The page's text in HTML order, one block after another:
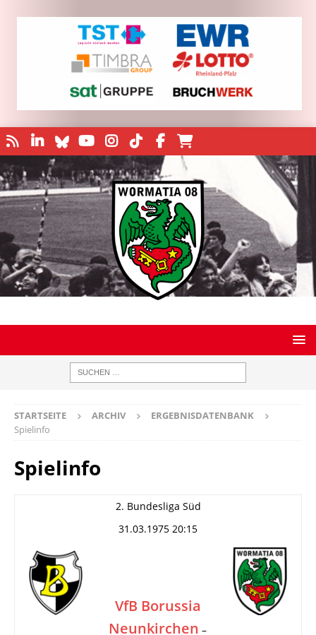
STARTSEITE ARCHIV
ERGEBNISDATENBANK
Spielinfo
Spielinfo
2. Bundesliga Süd
31.03.1975 20:15
VfB Borussia
Neunkirchen –